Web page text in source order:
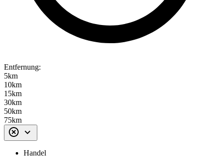
Entfernung:
5km
10km
15km
30km
50km
75km
Handel